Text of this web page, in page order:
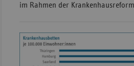
im Rahmen der